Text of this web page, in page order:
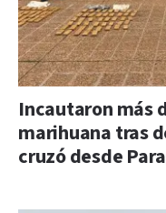
Incautaron más
marihuana tras
cruzó desde